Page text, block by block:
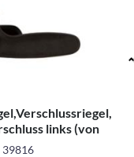
links (von
gesehen)
39816